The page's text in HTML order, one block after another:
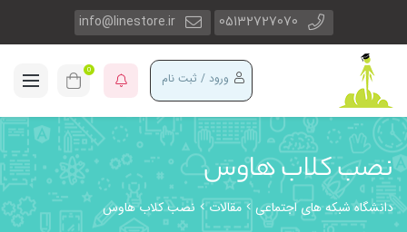
05132727070
info@linestore.ir
ورود / ثبت نام 0
نصب کلاب هاوس
دانشگاه شبکه های اجتماعی مقالات نصب کلاب هاوس